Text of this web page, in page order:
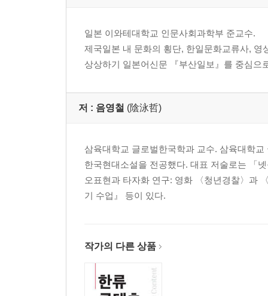
Ⅱ. 영화제 109
3. 시체스 국제영화제 116
1. 장르의 혼합과 전복 126
2. 사회적 메시지 129
3. 영화 [기생충] 효과 133
Ⅳ. 마치는 말 136
한류와 베트남
Ⅰ. 들어가며 143
일본 이와테대학교 인문사회과학부 준교수.
제국일본 내 문화의 횡단, 한일문화교류사,
상상하기 일본어신문 『부산일보』를 중심
저 : 음영철 (陰泳哲)
삼육대학교 글로벌한국학과 교수. 삼육대학교
한국현대소설을 전공했다. 대표 저술로는 「
오표현과 타자화 연구: 영화 〈청년경찰〉과
기 수업』 등이 있다.
작가의 다른 상품